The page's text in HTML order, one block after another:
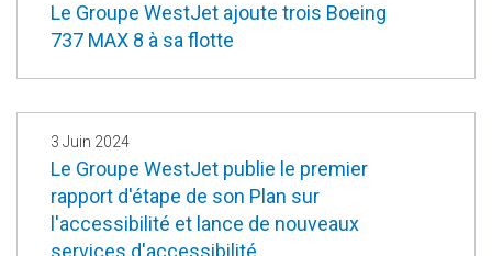
Le Groupe WestJet ajoute trois Boeing
737 MAX 8 à sa flotte
3 Juin 2024
Le Groupe WestJet publie le premier
rapport d'étape de son Plan sur
l'accessibilité et lance de nouveaux